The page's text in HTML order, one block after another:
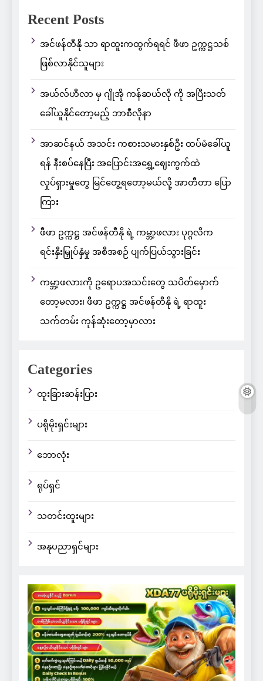
Recent Posts
အင်ဖန်တီနို သာ ရာထူးကထွက်ရရင် ဖီဖာ ဥက္ကဋ္ဌသစ်
ဖြစ်လာနိုင်သူများ
အယ်လ်ဟီလာ မှ ဂျိုအို ကန်ဆယ်လို ကို အပြီးသတ်
ခေါ်ယူနိုင်တော့မည့် ဘာစီလိုနာ
အာဆင်နယ် အသင်း ကစားသမားနှစ်ဦး ထပ်မံခေါ်ယူ
ရန် နီးစပ်နေပြီး အပြောင်းအရွှေ့ဈေးကွက်ထဲ
လှုပ်ရှားမှုတွေ မြင်တွေ့ရတော့မယ်လို့ အာတီတာ ပြော
ကြား
ဖီဖာ ဥက္ကဋ္ဌ အင်ဖန်တီနို ရဲ့ ကမ္ဘာ့ဖလား ပုဂ္ဂလိက
ရင်းနှီးမြှုပ်နှံမှု အစီအစဉ် ပျက်ပြယ်သွားခြင်း
ကမ္ဘာ့ဖလားကို ဥရောပအသင်းတွေ သပိတ်မှောက်
တော့မလား၊ ဖီဖာ ဥက္ကဋ္ဌ အင်ဖန်တီနို ရဲ့ ရာထူး
သက်တမ်း ကုန်ဆုံးတော့မှာလား
Categories
ထူးခြားဆန်းပြား
ပရိုမိုးရှင်းများ
ဘောလုံး
ရုပ်ရှင်
သတင်းထူးများ
အနုပညာရှင်များ